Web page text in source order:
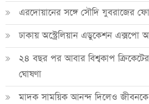
এরদোয়ানের সঙ্গে সৌদি যুবরাজের
ঢাকায় অস্ট্রেলিয়ান এডুকেশন এক্সপো
২৪ বছর পর আবার বিশ্বকাপ
ঘোষণা
মাদক সাময়িক আনন্দ দিলেও